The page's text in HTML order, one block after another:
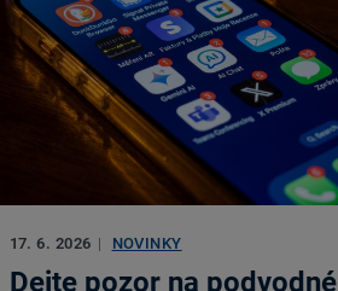
17. 6. 2026 | NOVINKY
Dejte pozor na podvodné